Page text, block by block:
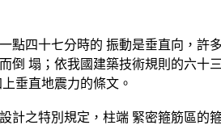
四十七分時的 振動是垂直向，許
倒 塌；依我國建築技術規則的六十
垂直地震力的條文。
之特別規定，柱端 緊密箍筋區的